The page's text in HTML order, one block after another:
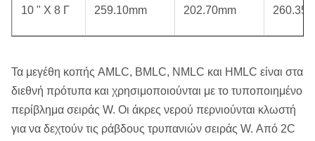
10 " Χ 8 Γ 259.10mm 202.70mm
Τα μεγέθη κοπής AMLC, BMLC, NMLC και HMLC είναι στα
διεθνή πρότυπα και χρησιμοποιούνται με το τυποποιημένο
περίβλημα σειράς W. Οι άκρες νερού περνιούνται κλωστή
για να δεχτούν τις ράβδους τρυπανιών σειράς W. Από 2C